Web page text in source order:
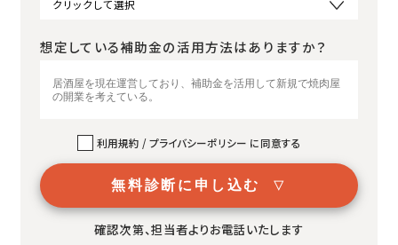
想定している補助金の活用方法はありますか？
利用規約 / プライバシーポリシー に同意する
無料診断に申し込む
確認次第、担当者よりお電話いたします